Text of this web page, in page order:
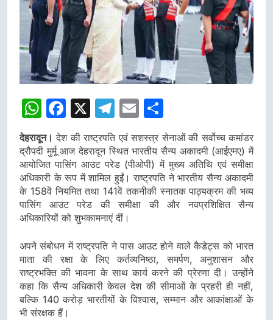
WhatsApp
Facebook
X Telegram
Email
देहरादून। देश की राष्ट्रपति एवं सशस्त्र सेनाओं की सर्वोच्च कमांडर
द्रौपदी मुर्मू आज देहरादून स्थित भारतीय सैन्य अकादमी (आईएमए) में
आयोजित पासिंग आउट परेड (पीओपी) में मुख्य अतिथि एवं समीक्षा
अधिकारी के रूप में शामिल हुईं। राष्ट्रपति ने भारतीय सैन्य अकादमी
के 158वें नियमित तथा 141वें तकनीकी स्नातक पाठ्यक्रम की भव्य
पासिंग आउट परेड की समीक्षा की और नवप्रशिक्षित सैन्य
अधिकारियों को शुभकामनाएं दीं।
अपने संबोधन में राष्ट्रपति ने पास आउट होने वाले कैडेट्स को भारत
माता की रक्षा के लिए कर्तव्यनिष्ठा, समर्पण, अनुशासन और
राष्ट्रभक्ति की भावना के साथ कार्य करने की प्रेरणा दी। उन्होंने
कहा कि सैन्य अधिकारी केवल देश की सीमाओं के प्रहरी ही नहीं,
बल्कि 140 करोड़ भारतीयों के विश्वास, सम्मान और आकांक्षाओं के
भी संरक्षक हैं।